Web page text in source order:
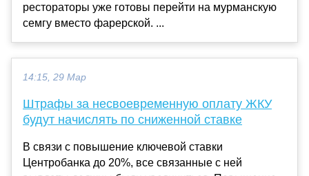
рестораторы уже готовы перейти на мурманскую
семгу вместо фарерской. ...
14:15, 29 Мар
Штрафы за несвоевременную оплату ЖКУ
будут начислять по сниженной ставке
В связи с повышение ключевой ставки
Центробанка до 20%, все связанные с ней